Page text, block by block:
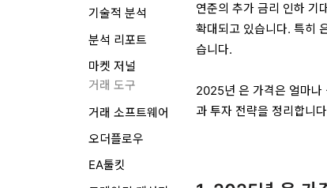
기술적 분석
분석 리포트
마켓 저널
거래 도구
거래 소프트웨어
오더플로우
EA툴킷
연준의 추가 금리 인하 기
확대되고 있습니다. 특히
습니다.
2025년 은 가격은 얼마나
과 투자 전략을 정리합니